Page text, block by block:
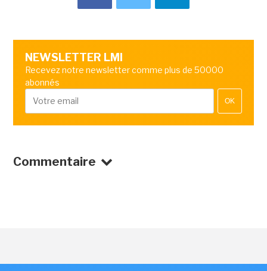
NEWSLETTER LMI
Recevez notre newsletter comme plus de 50000
abonnés
OK
Commentaire